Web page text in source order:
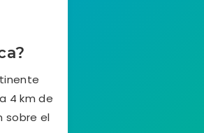
4 km de
sobre el